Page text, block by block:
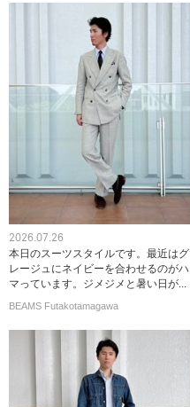
2026.07.26
本日のスーツスタイルです。最近はグ
レージュにネイビーを合わせるのがハ
マっています。ジメジメと暑い日が...
BEAMS Futakotamagawa